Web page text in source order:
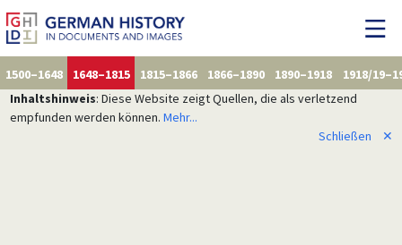
1500–1648 1648–1815 1815–1866 1866–1890 1890–1918
1918/
Inhaltshinweis: Diese Website zeigt Quellen, die als verletzend
empfunden werden können. Mehr...
Schließen
✕